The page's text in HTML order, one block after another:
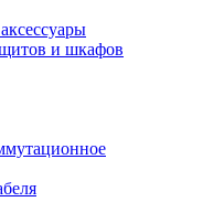
и шкафов